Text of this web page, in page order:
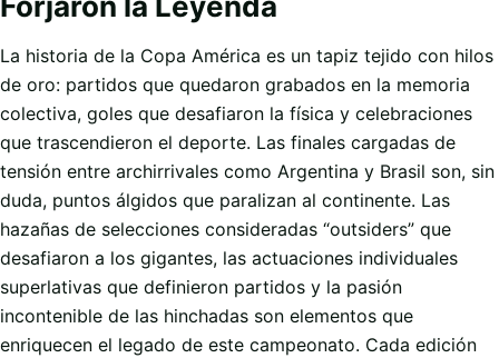
La historia de la Copa América es un tapiz tejido con hilos
de oro: partidos que quedaron grabados en la memoria
colectiva, goles que desafiaron la física y celebraciones
que trascendieron el deporte. Las finales cargadas de
tensión entre archirrivales como Argentina y Brasil son, sin
duda, puntos álgidos que paralizan al continente. Las
hazañas de selecciones consideradas “outsiders” que
desafiaron a los gigantes, las actuaciones individuales
superlativas que definieron partidos y la pasión
incontenible de las hinchadas son elementos que
enriquecen el legado de este campeonato. Cada edición